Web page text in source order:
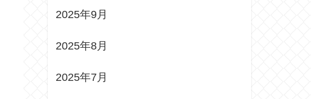
2025年9月
2025年8月
2025年7月